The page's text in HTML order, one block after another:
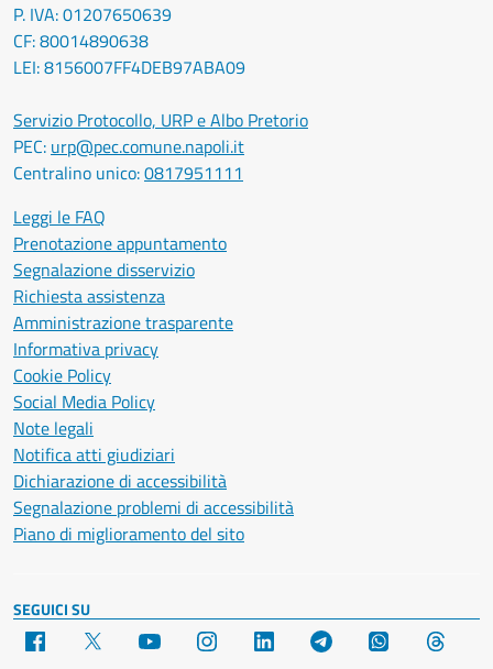
P. IVA: 01207650639
CF: 80014890638
LEI: 8156007FF4DEB97ABA09
Servizio Protocollo, URP e Albo Pretorio
PEC: urp@pec.comune.napoli.it
Centralino unico:0817951111
Leggi le FAQ
Prenotazione appuntamento
Segnalazione disservizio
Richiesta assistenza
Amministrazione trasparente
Informativa privacy
Cookie Policy
Social Media Policy
Note legali
Notifica atti giudiziari
Dichiarazione di accessibilità
Segnalazione problemi di accessibilità
Piano di miglioramento del sito
SEGUICI SU
Facebook YouTube Instagram LinkedIn Telegram WhatsApp